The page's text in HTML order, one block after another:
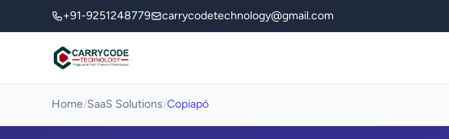
+91-9251248779 carrycodetechnology@gmail.com
Home/SaaS Solutions/Copiapó